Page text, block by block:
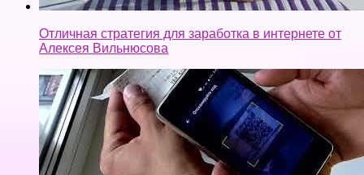
Отличная стратегия для заработка в интернете от
Алексея Вильнюсова